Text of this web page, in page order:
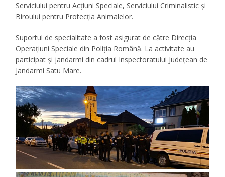
Serviciului pentru Acțiuni Speciale, Serviciului Criminalistic și
Biroului pentru Protecția Animalelor.
Suportul de specialitate a fost asigurat de către Direcția
Operațiuni Speciale din Poliția Română. La activitate au
participat și jandarmi din cadrul Inspectoratului Județean de
Jandarmi Satu Mare.